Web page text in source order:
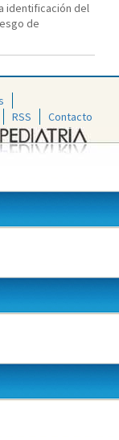
identificación del
de
RSS Contacto